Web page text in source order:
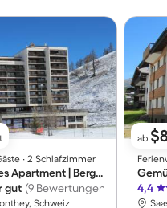
∙ 2 Schlafzimmer
Kinderfreundliches Apartment | Bergblick | Skifahren in der Nähe
gut (9 Bewertungen)
Schweiz
ab
4,4